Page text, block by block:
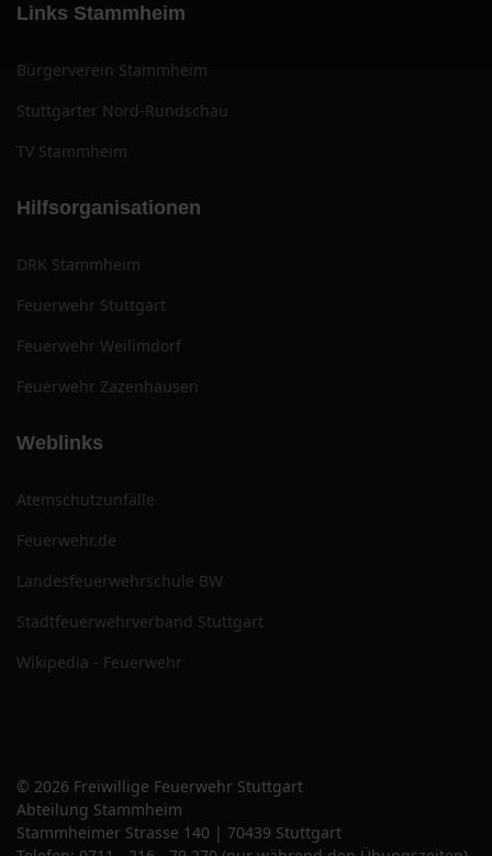
Links Stammheim
Bürgerverein Stammheim
Stuttgarter Nord-Rundschau
TV Stammheim
Hilfsorganisationen
DRK Stammheim
Feuerwehr Stuttgart
Feuerwehr Weilimdorf
Feuerwehr Zazenhausen
Weblinks
Atemschutzunfälle
Feuerwehr.de
Landesfeuerwehrschule BW
Stadtfeuerwehrverband Stuttgart
Wikipedia - Feuerwehr
© 2026 Freiwillige Feuerwehr Stuttgart
Abteilung Stammheim
Stammheimer Strasse 140 | 70439 Stuttgart